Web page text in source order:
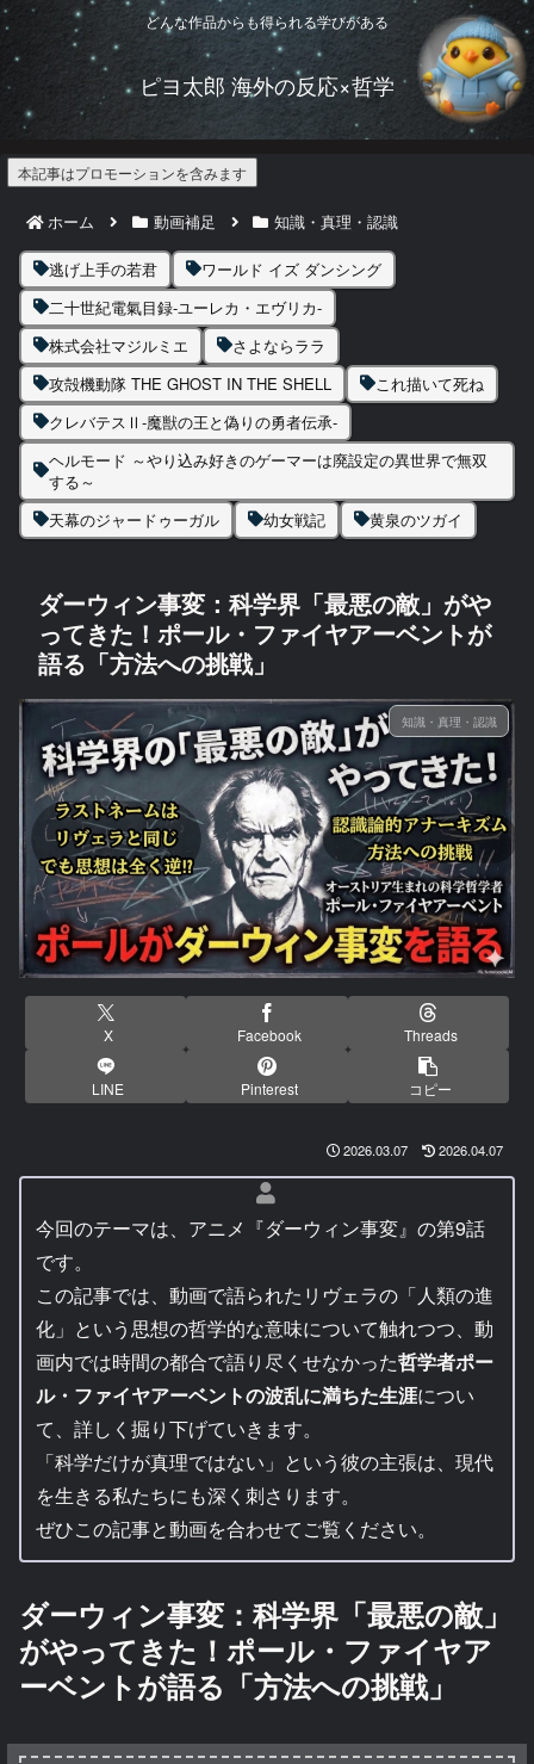
どんな作品からも得られる学びがある
ピヨ太郎 海外の反応×哲学
本記事はプロモーションを含みます
ホーム 動画補足 知識・真理・認識
逃げ上手の若君
ワールド イズ ダンシング
二十世紀電氣目録-ユーレカ・エヴリカ-
株式会社マジルミエ
さよならララ
攻殻機動隊 THE GHOST IN THE SHELL
これ描いて死ね
クレバテスⅡ-魔獣の王と偽りの勇者伝承-
ヘルモード ～やり込み好きのゲーマーは廃設定の異世界で無双
する～
天幕のジャードゥーガル
幼女戦記 黄泉のツガイ
ダーウィン事変：科学界「最悪の敵」がや
ってきた！ポール・ファイヤアーベントが
語る「方法への挑戦」
知識・真理・認識
X Facebook Threads
LINE Pinterest コピー
2026.03.07 2026.04.07
今回のテーマは、アニメ『ダーウィン事変』の第9話
です。
この記事では、動画で語られたリヴェラの「人類の進
化」という思想の哲学的な意味について触れつつ、動
画内では時間の都合で語り尽くせなかった哲学者ポー
ル・ファイヤアーベントの波乱に満ちた生涯につい
て、詳しく掘り下げていきます。
「科学だけが真理ではない」という彼の主張は、現代
を生きる私たちにも深く刺さります。
ぜひこの記事と動画を合わせてご覧ください。
ダーウィン事変：科学界「最悪の敵」
がやってきた！ポール・ファイヤア
ーベントが語る「方法への挑戦」